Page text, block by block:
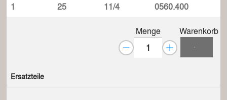
1
25 11/4 0560.400
Menge Warenkorb
Ersatzteile